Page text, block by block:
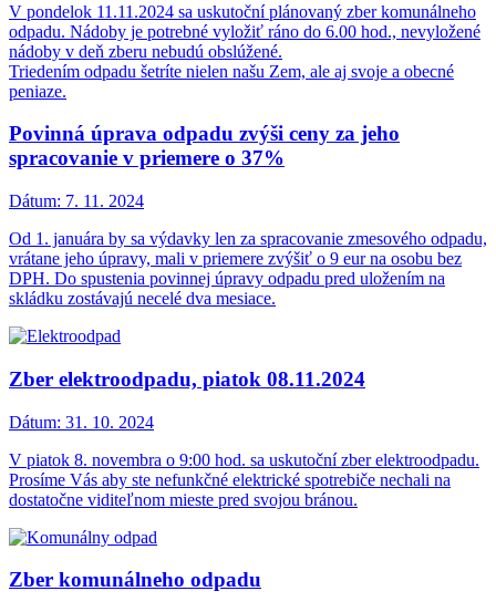
V pondelok 11.11.2024 sa uskutoční plánovaný zber komunálneho
odpadu. Nádoby je potrebné vyložiť ráno do 6.00 hod., nevyložené
nádoby v deň zberu nebudú obslúžené.
Triedením odpadu šetríte nielen našu Zem, ale aj svoje a obecné
peniaze.
Povinná úprava odpadu zvýši ceny za jeho
spracovanie v priemere o 37%
Dátum: 7. 11. 2024
Od 1. januára by sa výdavky len za spracovanie zmesového odpadu,
vrátane jeho úpravy, mali v priemere zvýšiť o 9 eur na osobu bez
DPH. Do spustenia povinnej úpravy odpadu pred uložením na
skládku zostávajú necelé dva mesiace.
Zber elektroodpadu, piatok 08.11.2024
Dátum: 31. 10. 2024
V piatok 8. novembra o 9:00 hod. sa uskutoční zber elektroodpadu.
Prosíme Vás aby ste nefunkčné elektrické spotrebiče nechali na
dostatočne viditeľnom mieste pred svojou bránou.
Zber komunálneho odpadu